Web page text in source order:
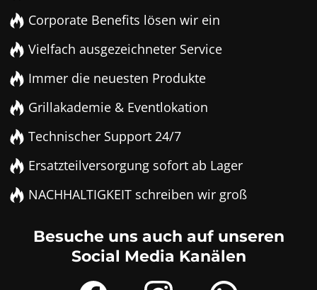
Corporate Benefits lösen wir ein
Vielfach ausgezeichneter Service
Immer die neuesten Produkte
Grillakademie & Eventlokation
Technischer Support 24/7
Ersatzteilversorgung sofort ab Lager
NACHHALTIGKEIT schreiben wir groß
Besuche uns auch auf unseren
Social Media Kanälen